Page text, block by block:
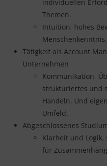
individuellen
Themen.
Intuition, hohes
Tätigkeit als Account
Unternehmen
Kommunikation,
strukturiertes und
Handeln. Und
Umfeld.
Abgeschlossenes
Klarheit und Logik,
für